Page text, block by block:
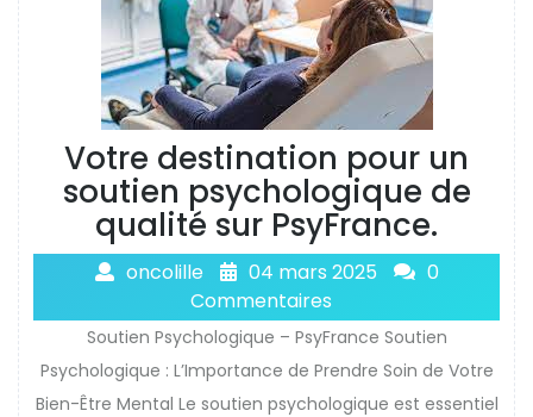
Votre destination pour un
soutien psychologique de
qualité sur PsyFrance.
oncolille 04 mars 2025
0
Commentaires
Soutien Psychologique – PsyFrance Soutien
Psychologique : L’Importance de Prendre Soin de Votre
Bien-Être Mental Le soutien psychologique est essentiel